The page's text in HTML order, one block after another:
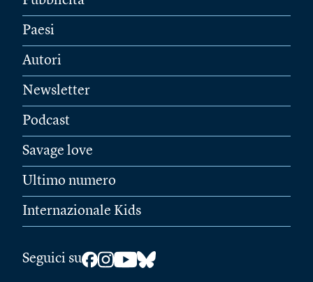
Paesi
Autori
Newsletter
Podcast
Savage love
Ultimo numero
Internazionale Kids
Seguici su